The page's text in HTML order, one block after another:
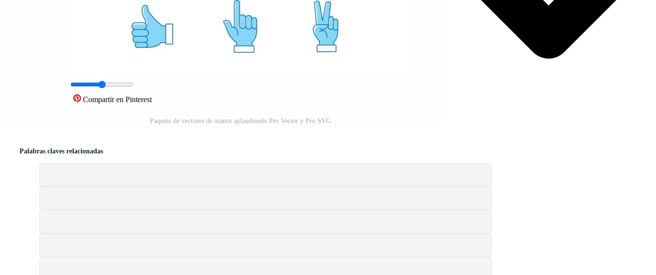
Compartir en Pinterest
Paquete de vectores de manos aplaudiendo Pro Vector y Pro SVG
Palabras claves relacionadas